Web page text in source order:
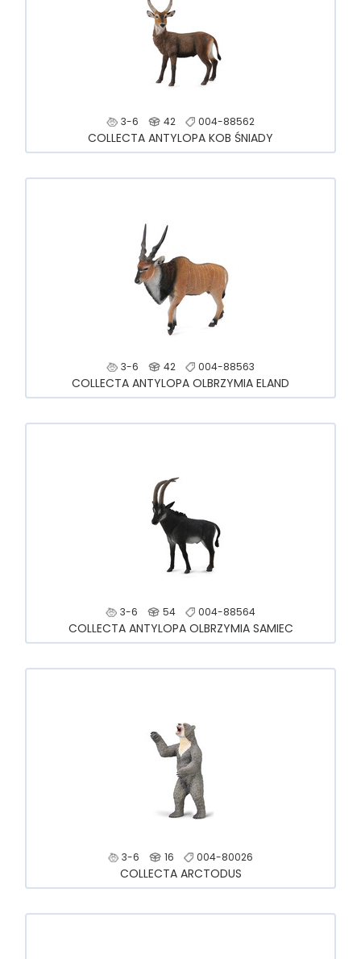
3-6 42 004-88562
COLLECTA ANTYLOPA KOB ŚNIADY
3-6 42 004-88563
COLLECTA ANTYLOPA OLBRZYMIA ELAND
3-6 54 004-88564
COLLECTA ANTYLOPA OLBRZYMIA SAMIEC
3-6 16 004-80026
COLLECTA ARCTODUS